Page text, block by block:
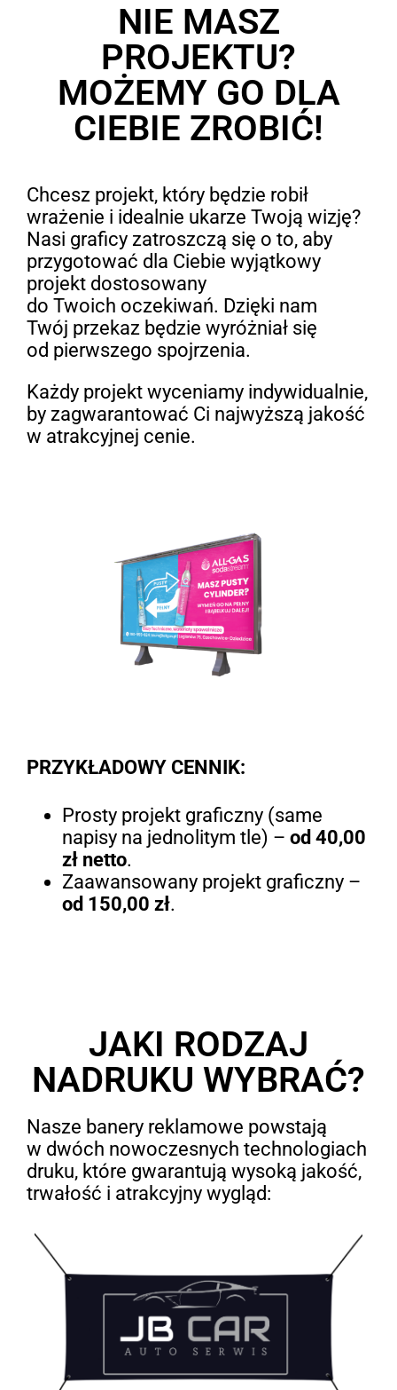
NIE MASZ
PROJEKTU?
MOŻEMY GO DLA
CIEBIE ZROBIĆ!
Chcesz projekt, który będzie robił
wrażenie i idealnie ukarze Twoją wizję?
Nasi graficy zatroszczą się o to, aby
przygotować dla Ciebie wyjątkowy
projekt dostosowany
do Twoich oczekiwań. Dzięki nam
Twój przekaz będzie wyróżniał się
od pierwszego spojrzenia.
Każdy projekt wyceniamy indywidualnie,
by zagwarantować Ci najwyższą jakość
w atrakcyjnej cenie.
PRZYKŁADOWY CENNIK:
Prosty projekt graficzny (same
napisy na jednolitym tle) – od 40,00
zł netto.
Zaawansowany projekt graficzny –
od 150,00 zł.
JAKI RODZAJ
NADRUKU WYBRAĆ?
Nasze banery reklamowe powstają
w dwóch nowoczesnych technologiach
druku, które gwarantują wysoką jakość,
trwałość i atrakcyjny wygląd: